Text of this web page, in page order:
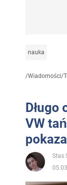
nauka
/Wiadomości/
Długo
VW
Stas